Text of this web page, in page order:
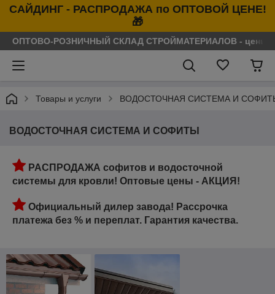
САЙДИНГ - РАСПРОДАЖА по ОПТОВОЙ ЦЕНЕ!
🎁
ОПТОВО-РОЗНИЧНЫЙ СКЛАД СТРОЙМАТЕРИАЛОВ - цены
Товары и услуги ВОДОСТОЧНАЯ СИСТЕМА И
ВОДОСТОЧНАЯ СИСТЕМА И СОФИТЫ
РАСПРОДАЖА софитов и водосточной
системы для кровли! Оптовые цены - АКЦИЯ!
Официальный дилер завода! Рассрочка
платежа без % и переплат. Гарантия качества.